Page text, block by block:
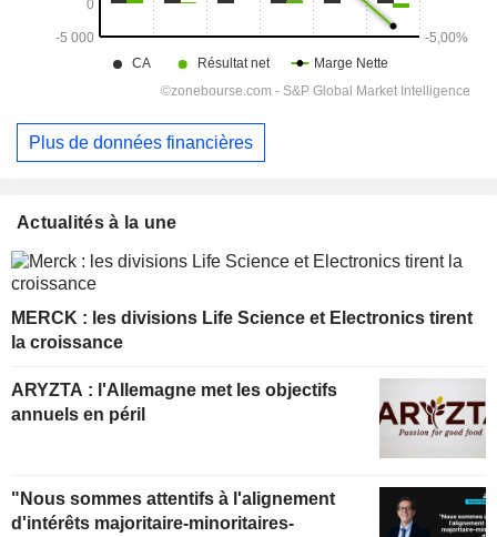
Plus de données financières
Actualités à la une
MERCK : les divisions Life Science et Electronics tirent
la croissance
ARYZTA : l'Allemagne met les objectifs
annuels en péril
"Nous sommes attentifs à l'alignement
d'intérêts majoritaire-minoritaires-